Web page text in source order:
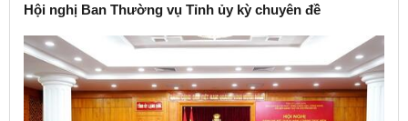
Hội nghị Ban Thường vụ Tỉnh ủy kỳ chuyên đề